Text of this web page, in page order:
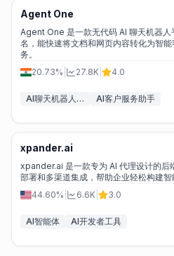
Agent One
Agent One 是一款无代码 AI 聊天机器
名，能快速将文档和网页内容转化为智
务。
20.73%
27.8K 4.0
AI聊天机器人构建工具 AI客户服务助手
xpander.ai
xpander.ai 是一款专为 AI 代理设计的后
部署和多渠道集成，帮助企业轻松构建智
44.60%
6.6K 3.0
AI智能体 AI开发者工具